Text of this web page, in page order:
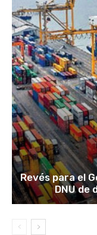
Revés para el
DNU de